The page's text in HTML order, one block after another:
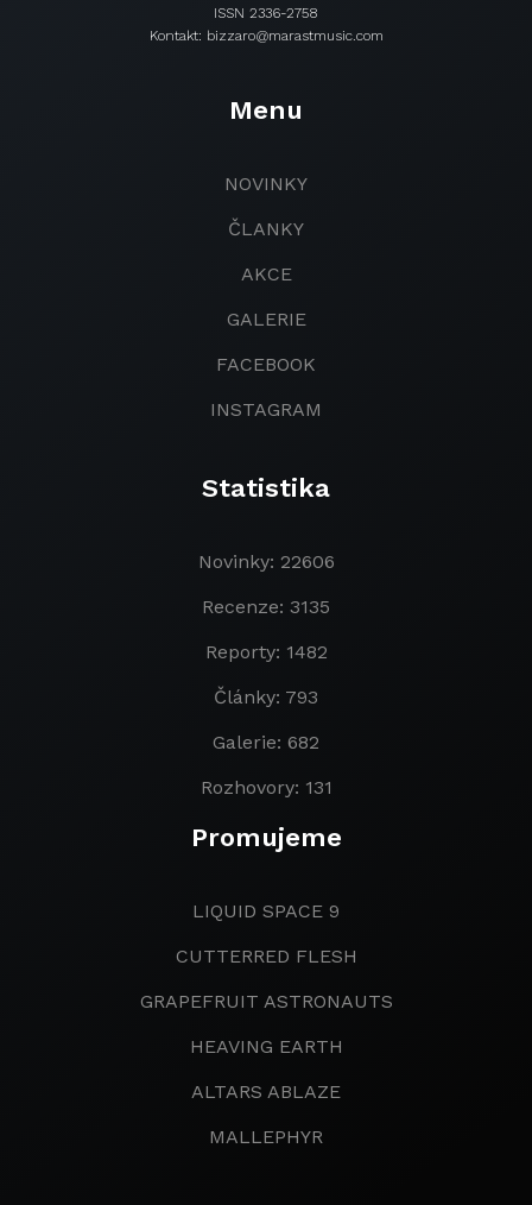
ISSN 2336-2758
Kontakt: bizzaro@marastmusic.com
Menu
NOVINKY
ČLANKY
AKCE
GALERIE
FACEBOOK
INSTAGRAM
Statistika
Novinky: 22606
Recenze: 3135
Reporty: 1482
Články: 793
Galerie: 682
Rozhovory: 131
Promujeme
LIQUID SPACE 9
CUTTERRED FLESH
GRAPEFRUIT ASTRONAUTS
HEAVING EARTH
ALTARS ABLAZE
MALLEPHYR